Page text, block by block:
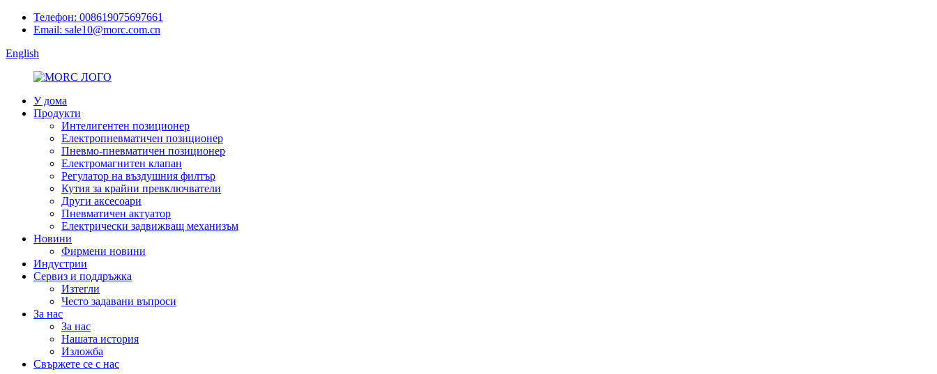
Телефон: 008619075697661
Email: sale10@morc.com.cn
English
У дома
Продукти
Интелигентен позиционер
Електропневматичен позиционер
Пневмо-пневматичен позиционер
Електромагнитен клапан
Регулатор на въздушния филтър
Кутия за крайни превключватели
Други аксесоари
Пневматичен актуатор
Електрически задвижващ механизъм
Новини
Фирмени новини
Индустрии
Сервиз и поддръжка
Изтегли
Често задавани въпроси
За нас
За нас
Нашата история
Изложба
Свържете се с нас